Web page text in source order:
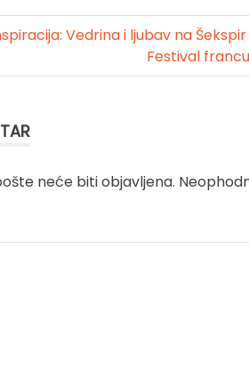
Vedrina i ljubav na
Festival
neće biti objavljena.